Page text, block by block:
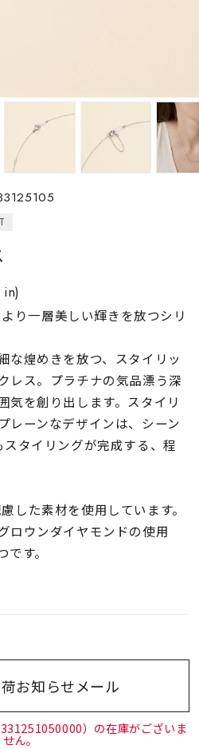
～
～
ありのみ すべて表示
in)
り一層美しい輝きを放つシリ
な煌めきを放つ、スタイリッ
レス。プラチナの気品漂う深
気を創り出します。スタイリ
レーンなデザインは、シーン
タイリングが完成する、程
た素材を使用しています。
ロウンダイヤモンドの使用
す。
(tax
in)
お知らせメール
）の在庫がございま
せん。